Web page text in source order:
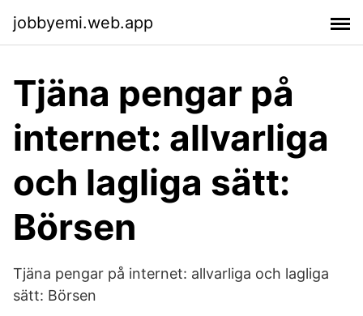
jobbyemi.web.app
Tjäna pengar på
internet: allvarliga
och lagliga sätt:
Börsen
Tjäna pengar på internet: allvarliga och lagliga
sätt: Börsen